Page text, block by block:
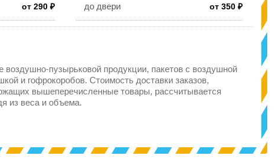
от 290 ₽ до двери от 350 ₽
воздушно-пузырьковой продукции, пакетов с воздушной
и гофрокоробов. Стоимость доставки заказов,
вышеперечисленные товары, рассчитывается
из веса и объема.